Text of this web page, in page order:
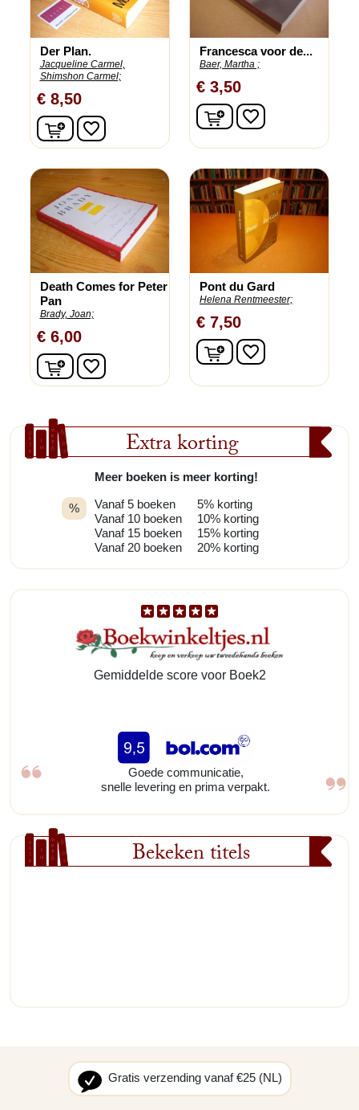
Extra korting
%
Meer boeken is meer korting!
Vanaf 5 boeken
Vanaf 10 boeken
Vanaf 15 boeken
Vanaf 20 boeken
5% korting
10% korting
15% korting
20% korting
Gemiddelde score voor Boek2
Goede communicatie,
snelle levering en prima verpakt.
Bekeken titels
Der Plan.
Jacqueline Carmel,
Shimshon Carmel;
€ 8,50
In winkelwagen
favorite_border
Francesca voor de...
Baer, Martha ;
€ 3,50
In winkelwagen
favorite_border
Death Comes for Peter
Pan
Brady, Joan;
€ 6,00
In winkelwagen
favorite_border
Pont du Gard
Helena Rentmeester;
€ 7,50
In winkelwagen
favorite_border
Gratis verzending vanaf €25 (NL)